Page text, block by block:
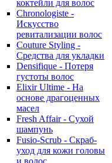
коктейли для волос
Chronologiste -
Искусство
ревитализации волос
Couture Styling -
Средства для укладки
Densifique - Потеря
густоты волос
Elixir Ultime - На
основе драгоценных
масел
Fresh Affair - Сухой
шампунь
Fusio-Scrub - Скраб-
уход для кожи головы
и волос